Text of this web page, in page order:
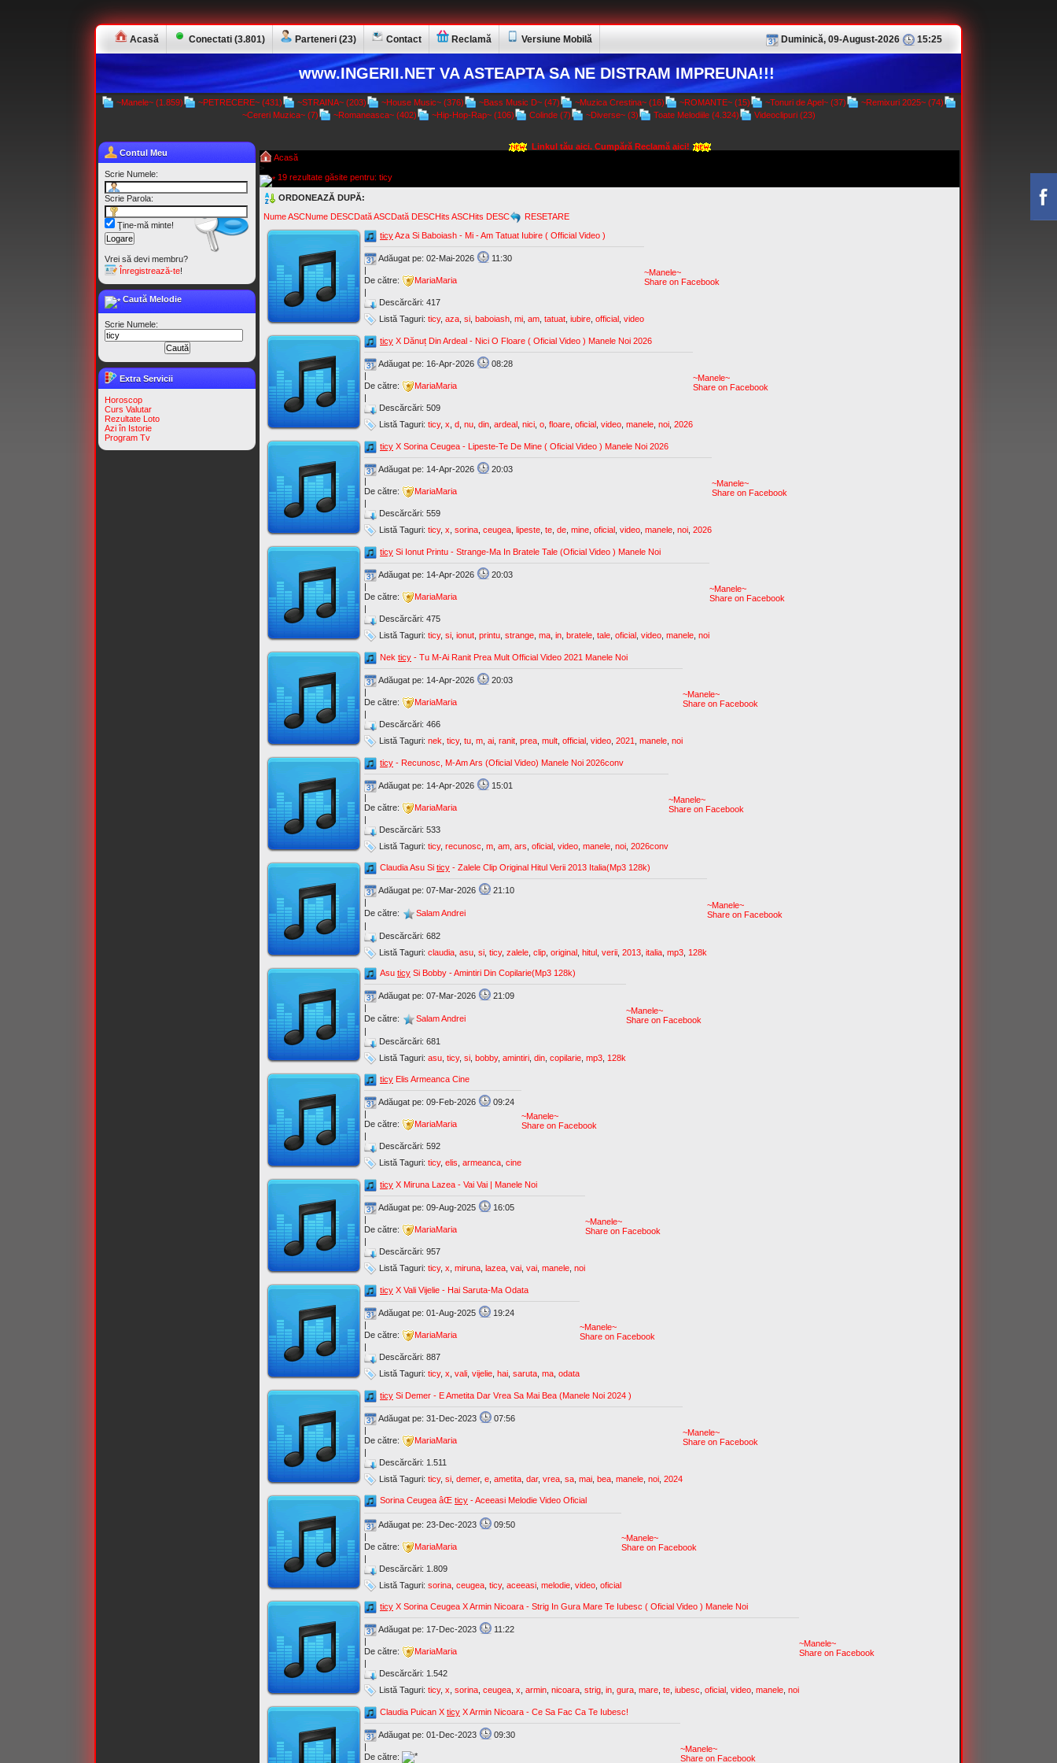
Acasă Conectati (3.801) Parteneri (23) Contact Reclamă Versiune Mobilă Duminică, 09-August-2026 15:25
www.INGERII.NET VA ASTEAPTA SA NE DISTRAM IMPREUNA!!!
~Manele~ (1.859) ~PETRECERE~ (431) ~STRAINA~ (203) ~House Music~ (376) ~Bass Music D~ (47) ~Muzica Crestina~ (16) ~ROMANTE~ (15) ~Tonuri de Apel~ (37)
~Remixuri 2025~ (74)
~Cereri Muzica~ (7)
~Romaneasca~ (402) ~Hip-Hop-Rap~ (106) Colinde (7) ~Diverse~ (3) Toate Melodiile (4.324) Videoclipuri (23)
Contul Meu
Scrie Numele:
Scrie Parola:
Ţine-mă minte!
Vrei să devi membru?
Înregistrează-te!
Caută Melodie
Scrie Numele:
Extra Servicii
Horoscop
Curs Valutar
Rezultate Loto
Azi în Istorie
Program Tv
Linkul tău aici. Cumpără Reclamă aici!
Acasă
>
19 rezultate găsite pentru: ticy
ORDONEAZĂ DUPĂ:
Nume ASCNume DESCDată ASCDată DESCHits ASCHits DESC RESETARE
ticyAza Si Baboiash - Mi - Am Tatuat Iubire ( Official Video )
Adăugat pe: 02-Mai-2026
11:30
|
De către:
MariaMaria
|
Descărcări: 417
Listă Taguri: ticy, aza si baboiash mi am tatuat iubire official video
~Manele~
Share on Facebook
ticy X Dănuț Din Ardeal - Nici O Floare ( Oficial Video ) Manele Noi 2026
Adăugat pe: 16-Apr-2026
08:28
|
De către:
MariaMaria
|
Descărcări: 509
Listă Taguri: ticy, x d nu din ardeal nici o floare oficial video manele noi 2026
~Manele~
Share on Facebook
ticy X Sorina Ceugea - Lipeste-Te De Mine ( Oficial Video ) Manele Noi 2026
Adăugat pe: 14-Apr-2026
20:03
|
De către:
MariaMaria
|
Descărcări: 559
Listă Taguri: ticy, x sorina ceugea lipeste te de mine oficial video manele noi 2026
~Manele~
Share on Facebook
ticy Si Ionut Printu - Strange-Ma In Bratele Tale (Oficial Video ) Manele Noi
Adăugat pe: 14-Apr-2026
20:03
|
De către:
MariaMaria
|
Descărcări: 475
Listă Taguri: ticy, si ionut printu strange ma in bratele tale oficial video manele noi
~Manele~
Share on Facebook
Nek ticy - Tu M-Ai Ranit Prea Mult Official Video 2021 Manele Noi
Adăugat pe: 14-Apr-2026
20:03
|
De către:
MariaMaria
|
Descărcări: 466
Listă Taguri: nek ticy, tu m ai ranit prea mult official video 2021 manele noi
~Manele~
Share on Facebook
ticy - Recunosc, M-Am Ars (Oficial Video) Manele Noi 2026conv
Adăugat pe: 14-Apr-2026
15:01
|
De către:
MariaMaria
|
Descărcări: 533
Listă Taguri: ticy, recunosc m am ars oficial video manele noi 2026conv
~Manele~
Share on Facebook
Claudia Asu Si ticy - Zalele Clip Original Hitul Verii 2013 Italia(Mp3 128k)
Adăugat pe: 07-Mar-2026
21:10
|
De către:
Salam Andrei
|
Descărcări: 682
Listă Taguri: claudia asu si ticy, zalele clip original hitul verii 2013 italia mp3 128k
~Manele~
Share on Facebook
Asu ticy Si Bobby - Amintiri Din Copilarie(Mp3 128k)
Adăugat pe: 07-Mar-2026
21:09
|
De către:
Salam Andrei
|
Descărcări: 681
Listă Taguri: asu ticy, si bobby, amintiri din copilarie mp3 128k
~Manele~
Share on Facebook
ticy Elis Armeanca Cine
Adăugat pe: 09-Feb-2026
09:24
|
De către:
MariaMaria
|
Descărcări: 592
Listă Taguri: ticy, elis armeanca cine
~Manele~
Share on Facebook
ticy X Miruna Lazea - Vai Vai | Manele Noi
Adăugat pe: 09-Aug-2025
16:05
|
De către:
MariaMaria
|
Descărcări: 957
Listă Taguri: ticy, x miruna lazea vai vai manele noi
~Manele~
Share on Facebook
ticy X Vali Vijelie - Hai Saruta-Ma Odata
Adăugat pe: 01-Aug-2025
19:24
|
De către:
MariaMaria
|
Descărcări: 887
Listă Taguri: ticy, x vali vijelie hai saruta ma odata
~Manele~
Share on Facebook
ticy Si Demer - E Ametita Dar Vrea Sa Mai Bea (Manele Noi 2024 )
Adăugat pe: 31-Dec-2023
07:56
|
De către:
MariaMaria
|
Descărcări: 1.511
Listă Taguri: ticy, si demer, e ametita dar, vrea sa mai bea manele noi 2024
~Manele~
Share on Facebook
Sorina Ceugea âŒ ticy - Aceeasi Melodie Video Oficial
Adăugat pe: 23-Dec-2023
09:50
De către:
MariaMaria
Descărcări: 1.809
Listă Taguri: sorina ceugea ticy, aceeasi melodie video oficial
~Manele~
Share on Facebook
ticy X Sorina Ceugea X Armin Nicoara - Strig In Gura Mare Te Iubesc ( Oficial Video ) Manele Noi
Adăugat pe: 17-Dec-2023
11:22
|
De către:
MariaMaria
|
Descărcări: 1.542
Listă Taguri: ticy, x sorina ceugea x armin nicoara strig in gura mare te iubesc oficial video manele noi
~Manele~
Share on Facebook
Claudia Puican X ticy X Armin Nicoara - Ce Sa Fac Ca Te Iubesc!
Adăugat pe: 01-Dec-2023
09:30
|
De către:
~Manele~
Share on Facebook